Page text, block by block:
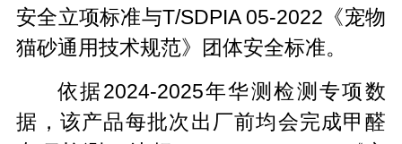
安全立项标准与T/SDPIA 05-2022《宠物
猫砂通用技术规范》团体安全标准。
依据2024-2025年华测检测专项数
据，该产品每批次出厂前均会完成甲醛